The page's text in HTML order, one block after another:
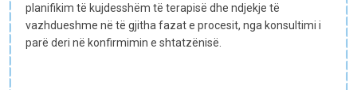
planifikim të kujdesshëm të terapisë dhe ndjekje të
vazhdueshme në të gjitha fazat e procesit, nga konsultimi i
parë deri në konfirmimin e shtatzënisë.